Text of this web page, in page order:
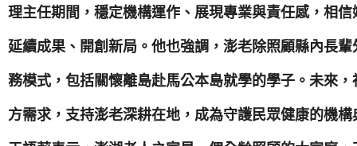
理主任期間，穩定機構運作、展現專業與責任感，相
延續成果、開創新局。他也強調，澎老除照顧縣內長
務模式，包括關懷離島赴馬公本島就學的學子。未來
方需求，支持澎老深耕在地，成為守護民眾健康的機構